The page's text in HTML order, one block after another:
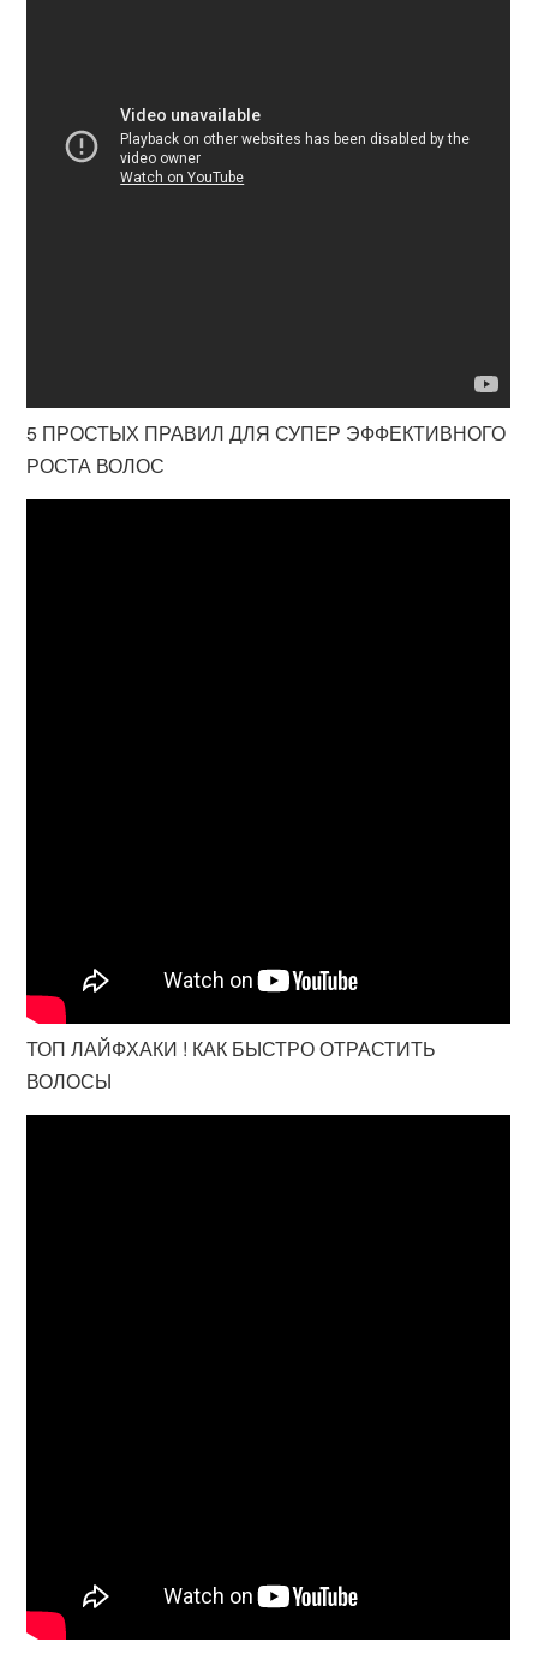
5 ПРОСТЫХ ПРАВИЛ ДЛЯ СУПЕР ЭФФЕКТИВНОГО
РОСТА ВОЛОС
ТОП ЛАЙФХАКИ ! КАК БЫСТРО ОТРАСТИТЬ
ВОЛОСЫ